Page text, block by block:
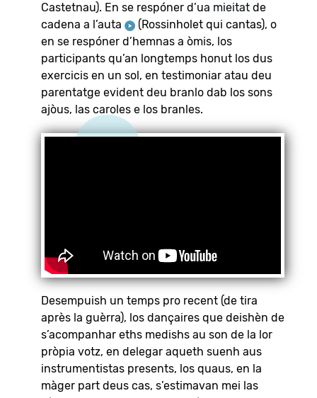
Castetnau). En se respóner d’ua mieitat de
cadena a l’auta
(Rossinholet qui cantas), o
en se respóner d’hemnas a òmis, los
participants qu’an longtemps honut los dus
exercicis en un sol, en testimoniar atau deu
parentatge evident deu branlo dab los sons
ajòus, las caroles e los branles.
Desempuish un temps pro recent (de tira
après la guèrra), los dançaires que deishèn de
s’acompanhar eths medishs au son de la lor
pròpia votz, en delegar aqueth suenh aus
instrumentistas presents, los quaus, en la
màger part deus cas, s’estimavan mei las